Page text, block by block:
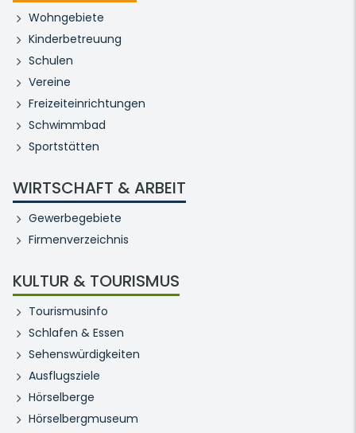
Wohngebiete
Kinderbetreuung
Schulen
Vereine
Freizeiteinrichtungen
Schwimmbad
Sportstätten
WIRTSCHAFT & ARBEIT
Gewerbegebiete
Firmenverzeichnis
KULTUR & TOURISMUS
Tourismusinfo
Schlafen & Essen
Sehenswürdigkeiten
Ausflugsziele
Hörselberge
Hörselbergmuseum